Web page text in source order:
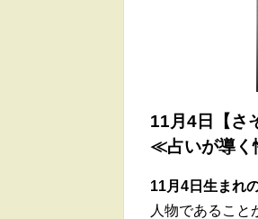
11月4日【さ
≪占いが導く
11月4日生まれ
人物であること